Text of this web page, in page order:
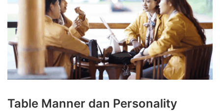
Table Manner dan Personality